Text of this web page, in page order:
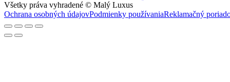
Všetky práva vyhradené © Malý Luxus
Ochrana osobných údajovPodmienky používaniaReklamačný